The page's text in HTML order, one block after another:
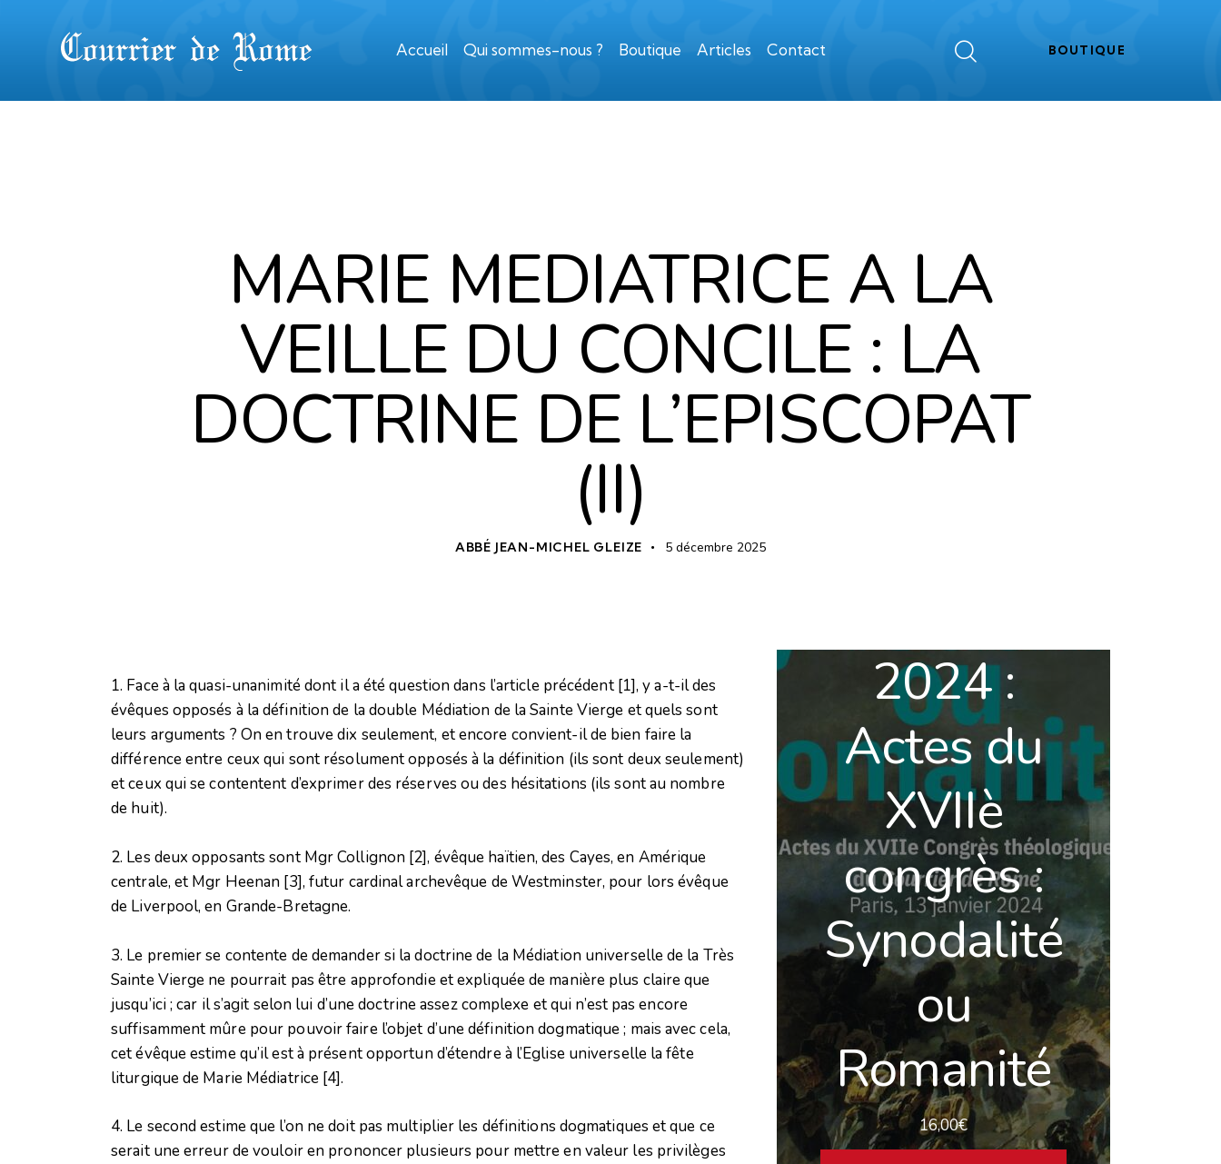
Accueil Qui sommes-nous ? Boutique Articles Contact BOUTIQUE
MARIE MEDIATRICE A LA
VEILLE DU CONCILE : LA
DOCTRINE DE L’EPISCOPAT
(II)
ABBÉ JEAN-MICHEL GLEIZE 5 décembre 2025
1. Face à la quasi-unanimité dont il a été question dans l’article précédent [1], y a-t-il des
évêques opposés à la définition de la double Médiation de la Sainte Vierge et quels sont
leurs arguments ? On en trouve dix seulement, et encore convient-il de bien faire la
différence entre ceux qui sont résolument opposés à la définition (ils sont deux seulement)
et ceux qui se contentent d’exprimer des réserves ou des hésitations (ils sont au nombre
de huit).
2. Les deux opposants sont Mgr Collignon [2], évêque haïtien, des Cayes, en Amérique
centrale, et Mgr Heenan [3], futur cardinal archevêque de Westminster, pour lors évêque
de Liverpool, en Grande-Bretagne.
3. Le premier se contente de demander si la doctrine de la Médiation universelle de la Très
Sainte Vierge ne pourrait pas être approfondie et expliquée de manière plus claire que
jusqu’ici ; car il s’agit selon lui d’une doctrine assez complexe et qui n’est pas encore
suffisamment mûre pour pouvoir faire l’objet d’une définition dogmatique ; mais avec cela,
cet évêque estime qu’il est à présent opportun d’étendre à l’Eglise universelle la fête
liturgique de Marie Médiatrice [4].
4. Le second estime que l’on ne doit pas multiplier les définitions dogmatiques et que ce
serait une erreur de vouloir en prononcer plusieurs pour mettre en valeur les privilèges
2024 :
Actes du
XVIIè
congrès :
Synodalité
ou
Romanité
16,00€